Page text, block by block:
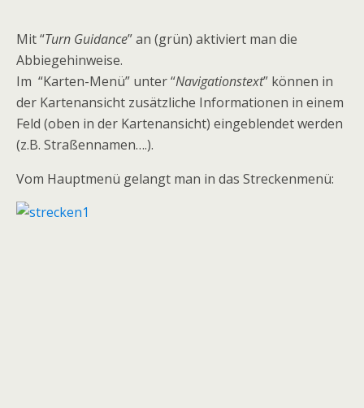
Mit “Turn Guidance” an (grün) aktiviert man die
Abbiegehinweise.
Im “Karten-Menü” unter “Navigationstext” können in
der Kartenansicht zusätzliche Informationen in einem
Feld (oben in der Kartenansicht) eingeblendet werden
(z.B. Straßennamen….).
Vom Hauptmenü gelangt man in das Streckenmenü: